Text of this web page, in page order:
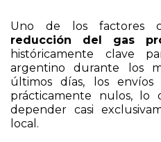
Uno de los factores
reducción del gas
históricamente clave
argentino durante los
últimos días, los
prácticamente nulos, lo
depender casi
local.